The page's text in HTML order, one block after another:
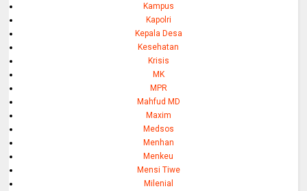
Kampus
Kapolri
Kepala Desa
Kesehatan
Krisis
MK
MPR
Mahfud MD
Maxim
Medsos
Menhan
Menkeu
Mensi Tiwe
Milenial